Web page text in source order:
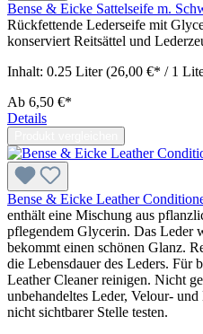
Bense & Eicke Sattelseife m.
Rückfettende Lederseife mit
konserviert Reitsättel und
Inhalt: 0.25 Liter(26,00 €* / 1
Ab 6,50 €*
Details
Bense & Eicke Leather
enthält eine Mischung aus
pflegendem Glycerin. Das Leder
bekommt einen schönen Glanz.
die Lebensdauer des Leders. Für
Leather Cleaner reinigen. Nicht
unbehandeltes Leder, Velour-
nicht sichtbarer Stelle testen.